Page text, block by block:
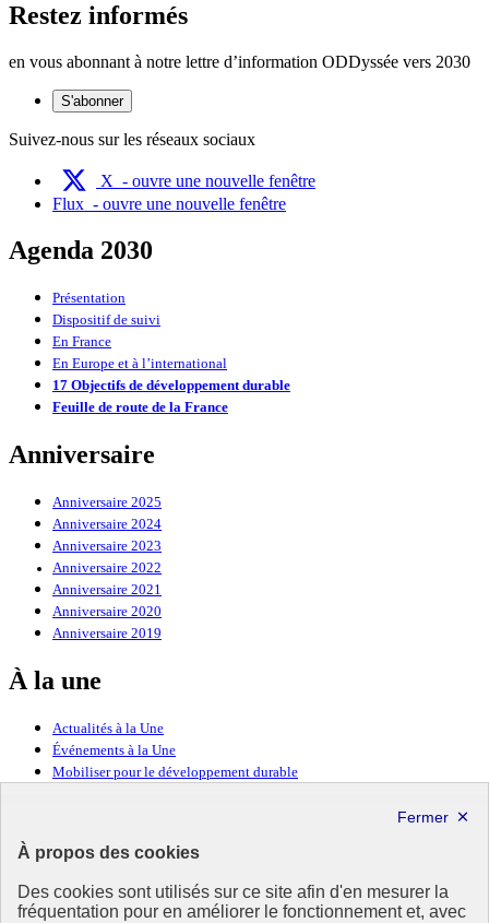
À propos des cookies
Des cookies sont utilisés sur ce site afin d'en mesurer la
fréquentation pour en améliorer le fonctionnement et, avec
Restez informés
en vous abonnant à notre lettre d’information ODDyssée vers 2030
S'abonner
Suivez-nous sur les réseaux sociaux
X - ouvre une nouvelle fenêtre
Flux - ouvre une nouvelle fenêtre
Agenda 2030
Présentation
Dispositif de suivi
En France
En Europe et à l’international
17 Objectifs de développement durable
Feuille de route de la France
Anniversaire
Anniversaire 2025
Anniversaire 2024
Anniversaire 2023
Anniversaire 2022
Anniversaire 2021
Anniversaire 2020
Anniversaire 2019
À la une
Actualités à la Une
Événements à la Une
Mobiliser pour le développement durable
Ressources
Ressources